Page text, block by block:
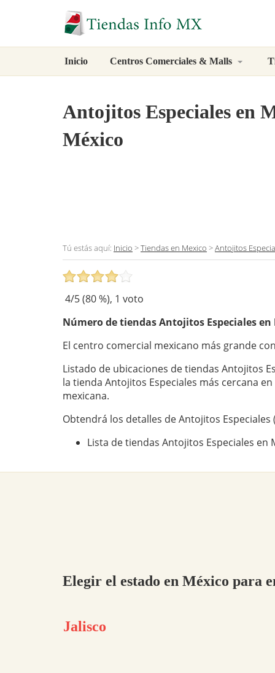
Inicio Centros Comerciales & Malls
Antojitos Especiales en
México
Tú estás aquí: Inicio >Tiendas en Mexico >Antojitos
4/5 (80%), 1 voto
Número de tiendasAntojitos Especialesen
El centro comercial mexicano más grande
Listado de ubicaciones de tiendas Antojitos
la tienda Antojitos Especiales más cercana
mexicana.
Obtendrá los detalles de Antojitos Especiales
Lista de tiendas Antojitos Especiales en
Elegir el estado en México para
Jalisco